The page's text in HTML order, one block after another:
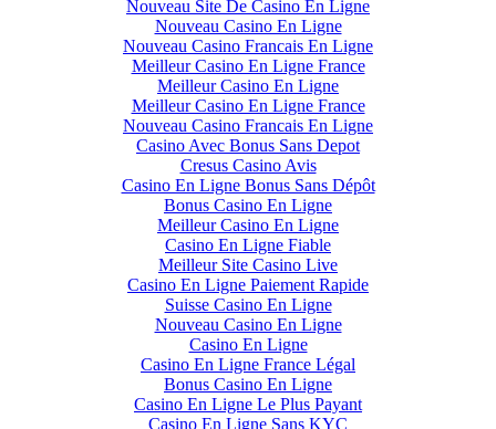
Nouveau Site De Casino En Ligne
Nouveau Casino En Ligne
Nouveau Casino Francais En Ligne
Meilleur Casino En Ligne France
Meilleur Casino En Ligne
Meilleur Casino En Ligne France
Nouveau Casino Francais En Ligne
Casino Avec Bonus Sans Depot
Cresus Casino Avis
Casino En Ligne Bonus Sans Dépôt
Bonus Casino En Ligne
Meilleur Casino En Ligne
Casino En Ligne Fiable
Meilleur Site Casino Live
Casino En Ligne Paiement Rapide
Suisse Casino En Ligne
Nouveau Casino En Ligne
Casino En Ligne
Casino En Ligne France Légal
Bonus Casino En Ligne
Casino En Ligne Le Plus Payant
Casino En Ligne Sans KYC